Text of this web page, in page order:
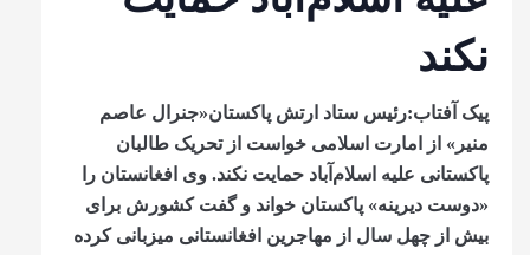
نکند
پیک آفتاب:رئیس ستاد ارتش پاکستان«جنرال عاصم
منیر» از امارت اسلامی خواست از تحریک طالبان
پاکستانی علیه اسلام‌آباد حمایت نکند. وی افغانستان را
«دوست دیرینه» پاکستان خواند و گفت کشورش برای
بیش از چهل سال از مهاجرین افغانستانی میزبانی کرده